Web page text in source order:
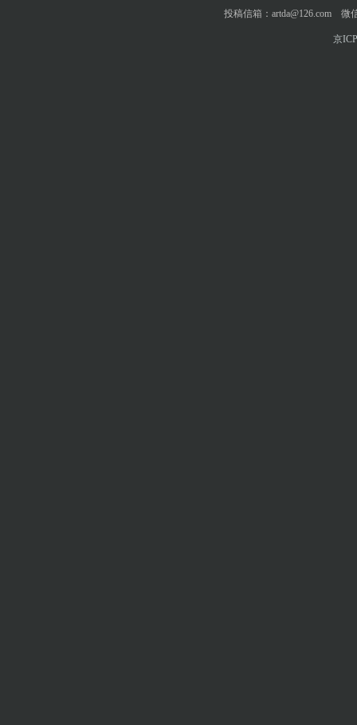
投稿信箱：artda@126.com 微
京